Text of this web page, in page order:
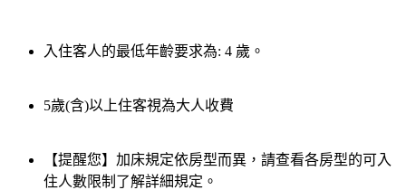
入住客人的最低年齡要求為: 4 歲。
5歲(含)以上住客視為大人收費
【提醒您】加床規定依房型而異，請查看各房型的可入
住人數限制了解詳細規定。